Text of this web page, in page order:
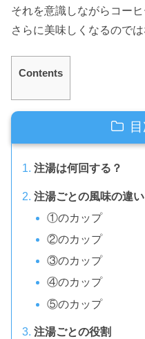
それを意識しながらコー
さらに美味しくなるので
Contents
注湯は何回する？
注湯ごとの風味の違
①のカップ
②のカップ
③のカップ
④のカップ
⑤のカップ
注湯ごとの役割